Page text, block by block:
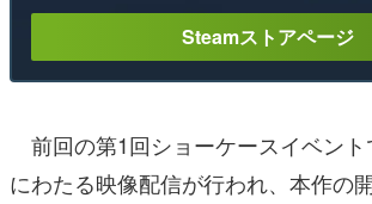
Steamストアページ
前回の第1回ショーケースイベン
にわたる映像配信が行われ、本作の